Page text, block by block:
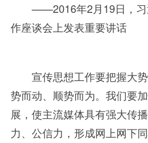
——2016年2月19日，
作座谈会上发表重要讲话
宣传思想工作要把握大
势而动、顺势而为。我们要
展，使主流媒体具有强大传
力、公信力，形成网上网下